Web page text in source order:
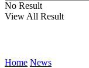
No Result
View All Result
Home News